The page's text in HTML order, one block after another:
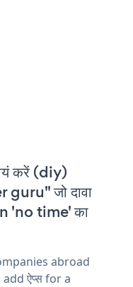
करें (diy)
जो दावा
'no time' का
abroad
ऐप्स for a